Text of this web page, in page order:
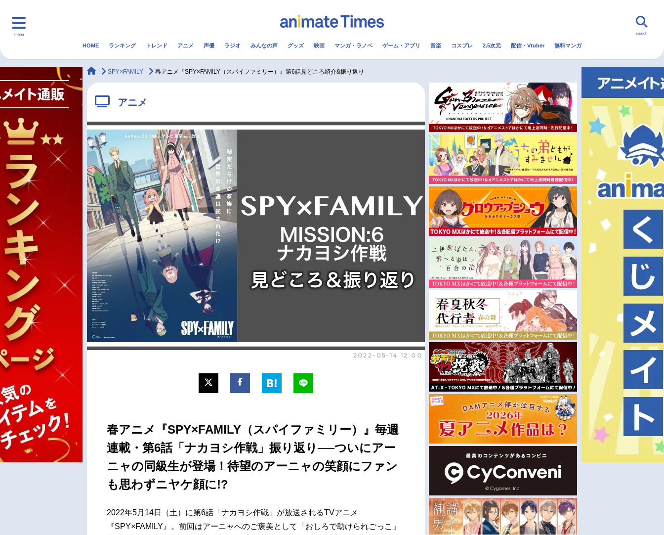
menu
マンガ・ラノベ ゲーム・アプリ 配信・Vtuber トレンド 無料マンガ
最新記事一覧
アニメ記事一覧
声優記事一覧
アニメ映画一覧 今期アニメ曜日別一覧 秋アニメ
冬アニメ
search
HOME ランキング トレンド アニメ 声優 ラジオ みんなの声 グッズ 映画 マンガ・ラノベ ゲーム・アプリ 音楽 コスプレ 2.5次元 配信・Vtuber 無料マンガ
animateTimes
SPY×FAMILY 春アニメ『SPY×FAMILY（スパイファミリー）』第6話見どころ紹介&振り返り
アニメ
2022-05-14 12:00
春アニメ『SPY×FAMILY（スパイファミリー）』毎週
連載・第6話「ナカヨシ作戦」振り返り──ついにアー
ニャの同級生が登場！待望のアーニャの笑顔にファン
も思わずニヤケ顔に!?
2022年5月14日（土）に第6話「ナカヨシ作戦」が放送されるTVアニメ
『SPY×FAMILY』。前回はアーニャへのご褒美として「おしろで助けられごっこ」